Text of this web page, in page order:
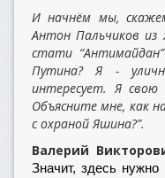
И начнём мы,
Антон Пальчиков из
стати
Путина? Я -
интересует. Я свою
Объясните мне, как
с охраной Яшина?”.
Валерий
Значит, здесь